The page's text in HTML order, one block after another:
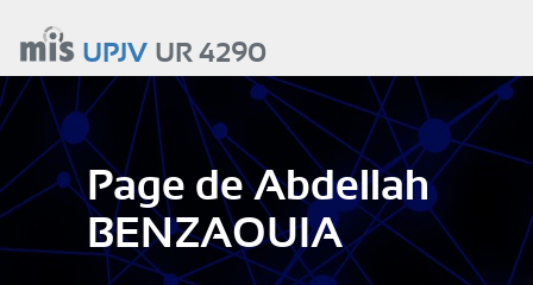
contenu
principal
UPJVUR 4290
Page de Abdellah
BENZAOUIA